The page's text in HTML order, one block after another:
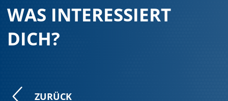
WAS INTERESSIERT
DICH?
ZURÜCK